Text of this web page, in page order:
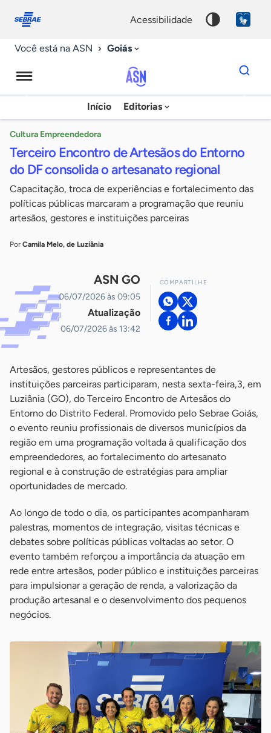
conosco
acessibilidade
Você está na ASN Goiás
Agência
Sebrae
Notícias
Início Editorias
Dados
para
chave
Cultura Empreendedora
Terceiro Encontro de Artesãos do Entorno
do DF consolida o artesanato regional
Capacitação, troca de experiências e fortalecimento das
políticas públicas marcaram a programação que reuniu
artesãos, gestores e instituições parceiras
Por Camila Melo, de Luziânia
ASN GO
06/07/2026 às 09:05
Atualização
06/07/2026 às 13:42
COMPARTILHE
Artesãos, gestores públicos e representantes de
instituições parceiras participaram, nesta sexta-feira,3, em
Luziânia (GO), do Terceiro Encontro de Artesãos do
Entorno do Distrito Federal. Promovido pelo Sebrae Goiás,
o evento reuniu profissionais de diversos municípios da
região em uma programação voltada à qualificação dos
empreendedores, ao fortalecimento do artesanato
regional e à construção de estratégias para ampliar
oportunidades de mercado.
Ao longo de todo o dia, os participantes acompanharam
palestras, momentos de integração, visitas técnicas e
debates sobre políticas públicas voltadas ao setor. O
evento também reforçou a importância da atuação em
rede entre artesãos, poder público e instituições parceiras
para impulsionar a geração de renda, a valorização da
produção artesanal e o desenvolvimento dos pequenos
negócios.